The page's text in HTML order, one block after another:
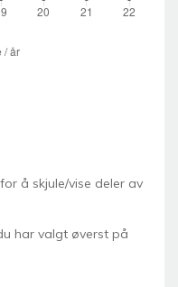
å skjule/vise deler av
har valgt øverst på